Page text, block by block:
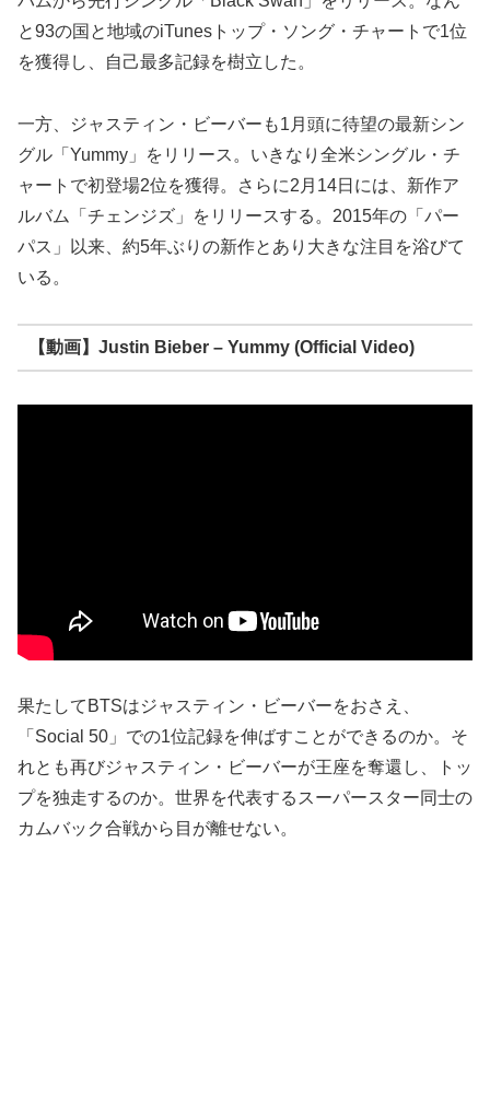
と93の国と地域のiTunesトップ・ソング・チャートで1位
を獲得し、自己最多記録を樹立した。
一方、ジャスティン・ビーバーも1月頭に待望の最新シン
グル「Yummy」をリリース。いきなり全米シングル・チ
ャートで初登場2位を獲得。さらに2月14日には、新作ア
ルバム「チェンジズ」をリリースする。2015年の「パー
パス」以来、約5年ぶりの新作とあり大きな注目を浴びて
いる。
【動画】Justin Bieber – Yummy (Official Video)
果たしてBTSはジャスティン・ビーバーをおさえ、
「Social 50」での1位記録を伸ばすことができるのか。そ
れとも再びジャスティン・ビーバーが王座を奪還し、トッ
プを独走するのか。世界を代表するスーパースター同士の
カムバック合戦から目が離せない。